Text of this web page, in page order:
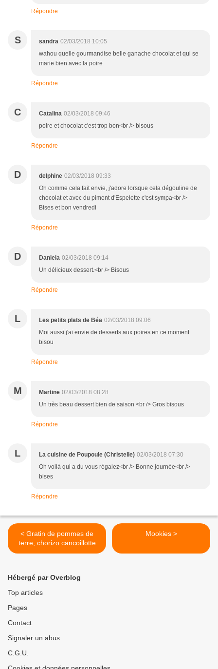
Répondre
S sandra 02/03/2018 10:05
wahou quelle gourmandise belle ganache chocolat et qui se
marie bien avec la poire
Répondre
C Catalina 02/03/2018 09:46
poire et chocolat c'est trop bon<br /> bisous
Répondre
D delphine 02/03/2018 09:33
Oh comme cela fait envie, j'adore lorsque cela dégouline de
chocolat et avec du piment d'Espelette c'est sympa<br />
Bises et bon vendredi
Répondre
D Daniela 02/03/2018 09:14
Un délicieux dessert.<br /> Bisous
Répondre
L Les petits plats de Béa 02/03/2018 09:06
Moi aussi j'ai envie de desserts aux poires en ce moment
bisou
Répondre
M Martine 02/03/2018 08:28
Un très beau dessert bien de saison <br /> Gros bisous
Répondre
L La cuisine de Poupoule (Christelle) 02/03/2018 07:30
Oh voilà qui a du vous régalez<br /> Bonne journée<br />
bises
Répondre
< Gratin de pommes de
terre, chorizo cancoillotte
Mookies >
Hébergé par Overblog
Top articles
Pages
Contact
Signaler un abus
C.G.U.